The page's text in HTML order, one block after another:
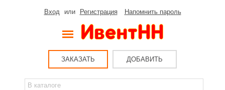
Вход или Регистрация Напомнить пароль
ЗАКАЗАТЬ ДОБАВИТЬ